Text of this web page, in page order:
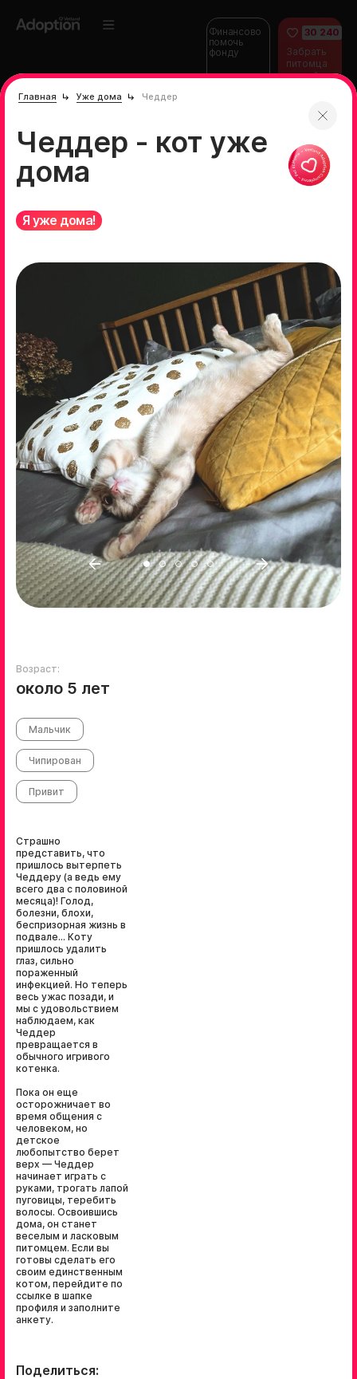
Финансово
помочь
фонду
30 240
Забрать
питомца
домой
Главная Уже дома Чеддер
Чеддер - кот уже
дома
Я уже дома!
Возраст:
около 5 лет
Мальчик
Чипирован
Привит
Страшно
представить, что
пришлось вытерпеть
Чеддеру (а ведь ему
всего два с половиной
месяца)! Голод,
болезни, блохи,
беспризорная жизнь в
подвале... Коту
пришлось удалить
глаз, сильно
пораженный
инфекцией. Но теперь
весь ужас позади, и
мы с удовольствием
наблюдаем, как
Чеддер
превращается в
обычного игривого
котенка.
Пока он еще
осторожничает во
время общения с
человеком, но
детское
любопытство берет
верх — Чеддер
начинает играть с
руками, трогать лапой
пуговицы, теребить
волосы. Освоившись
дома, он станет
веселым и ласковым
питомцем. Если вы
готовы сделать его
своим единственным
котом, перейдите по
ссылке в шапке
профиля и заполните
анкету.
Поделиться: